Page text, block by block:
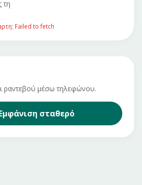
τη
Failed to fetch
ραντεβού μέσω τηλεφώνου.
σταθερό